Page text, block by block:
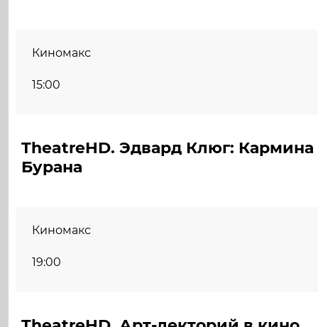
Киномакс
15:00
TheatreHD. Эдвард Клюг: Кармина
Бурана
Киномакс
19:00